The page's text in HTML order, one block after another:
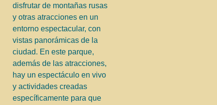
disfrutar de montañas rusas
y otras atracciones en un
entorno espectacular, con
vistas panorámicas de la
ciudad. En este parque,
además de las atracciones,
hay un espectáculo en vivo
y actividades creadas
específicamente para que